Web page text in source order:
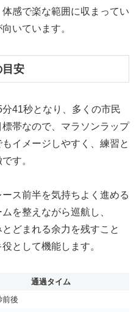
感で楽な範囲に収まってい
いています。
安
41秒となり、多くの市民
帯なので、マラソンラップ
イメージしやすく、練習と
す。
ス前半を気持ちよく進める
を整えながら巡航し、
どまれる余力を残すこと
として機能します。
通過タイム
前後